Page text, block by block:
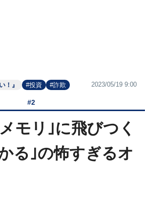
！』 #投資 #詐欺 2023/05/19 9:00
#2
モリ｣に飛びつく
る｣の怖すぎるオ